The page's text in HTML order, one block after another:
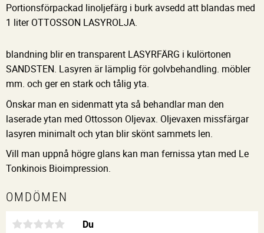
Portionsförpackad linoljefärg i burk avsedd att blandas med
1 liter OTTOSSON LASYROLJA.
blandning blir en transparent LASYRFÄRG i kulörtonen
SANDSTEN. Lasyren är lämplig för golvbehandling. möbler
mm. och ger en stark och tålig yta.
Önskar man en sidenmatt yta så behandlar man den
laserade ytan med Ottosson Oljevax. Oljevaxen missfärgar
lasyren minimalt och ytan blir skönt sammets len.
Vill man uppnå högre glans kan man fernissa ytan med Le
Tonkinois Bioimpression.
OMDÖMEN
Du